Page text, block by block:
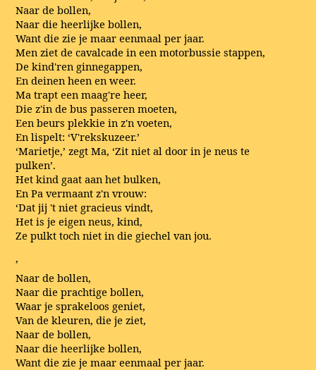
Naar de bollen,
Naar die heerlijke bollen,
Want die zie je maar eenmaal per jaar.
Men ziet de cavalcade in een motorbussie stappen,
De kind'ren ginnegappen,
En deinen heen en weer.
Ma trapt een maag're heer,
Die z'in de bus passeren moeten,
Een beurs plekkie in z'n voeten,
En lispelt: ‘V'rekskuzeer.’
‘Marietje,’ zegt Ma, ‘Zit niet al door in je neus te
pulken’.
Het kind gaat aan het bulken,
En Pa vermaant z'n vrouw:
‘Dat jij 't niet gracieus vindt,
Het is je eigen neus, kind,
Ze pulkt toch niet in die giechel van jou.
’
Naar de bollen,
Naar die prachtige bollen,
Waar je sprakeloos geniet,
Van de kleuren, die je ziet,
Naar de bollen,
Naar die heerlijke bollen,
Want die zie je maar eenmaal per jaar.